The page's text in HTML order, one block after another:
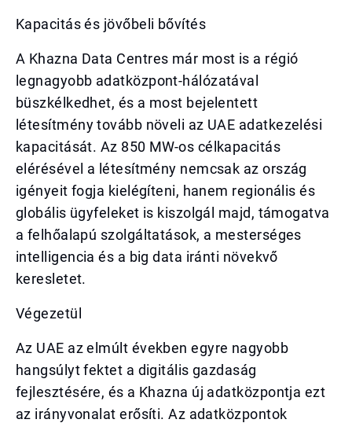
Kapacitás és jövőbeli bővítés
A Khazna Data Centres már most is a régió
legnagyobb adatközpont-hálózatával
büszkélkedhet, és a most bejelentett
létesítmény tovább növeli az UAE adatkezelési
kapacitását. Az 850 MW-os célkapacitás
elérésével a létesítmény nemcsak az ország
igényeit fogja kielégíteni, hanem regionális és
globális ügyfeleket is kiszolgál majd, támogatva
a felhőalapú szolgáltatások, a mesterséges
intelligencia és a big data iránti növekvő
keresletet.
Végezetül
Az UAE az elmúlt években egyre nagyobb
hangsúlyt fektet a digitális gazdaság
fejlesztésére, és a Khazna új adatközpontja ezt
az irányvonalat erősíti. Az adatközpontok